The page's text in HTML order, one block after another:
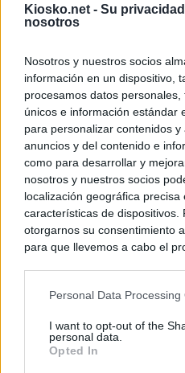
Kiosko.net - Su
nosotros
Nosotros y nuestros socios
información en un dispositivo,
procesamos datos
únicos e información estándar
para personalizar contenidos
anuncios y del contenido e
como para desarrollar y
nosotros y nuestros socios
localización geográfica
características de dispositivos.
otorgarnos su consentimiento
para que llevemos a cabo el
negar su consentimiento.
de su consentimiento, pero
rechazar tal procesamiento.
Personal Data Processing
I want to opt-out of the
personal data.
Opted In